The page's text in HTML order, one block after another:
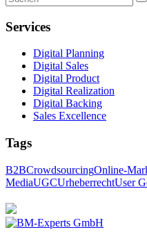
Services
Digital Planning
Digital Sales
Digital Product
Digital Realization
Digital Backing
Sales Excellence
Tags
B2BCrowdsourcingOnline-
MediaUGCUrheberrechtUser